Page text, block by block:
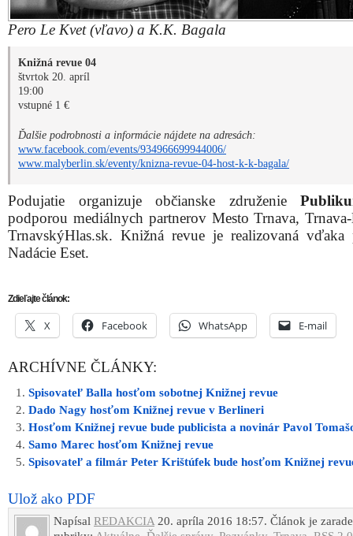
Pero Le Kvet (vľavo) a K.K. Bagala
Knižná revue 04
štvrtok 20. apríl
19:00
vstupné 1 €
Ďalšie podrobnosti a informácie nájdete na adresách:
www.facebook.com/events/934966699944006/
www.malyberlin.sk/eventy/knizna-revue-04-host-k-k-bagala/
Podujatie organizuje občianske združenie
podporou mediálnych partnerov Mesto Trnava,
TrnavskýHlas.sk. Knižná revue je realizovaná vďaka
Nadácie Eset.
Zdieľajte článok:
X Facebook WhatsApp E-mail
ARCHÍVNE ČLÁNKY:
Spisovateľ Balla hosťom sobotnej Knižnej revue
Dado Nagy hosťom Knižnej revue v Berlineri
Hosťom Knižnej revue bude publicista a novinár Pavol
Samo Marec hosťom Knižnej revue
Spisovateľ a filmár Peter Krištúfek bude hosťom Knižnej
Ulož ako PDF
Napísal REDAKCIA20. apríla 2016 18:57. Článok je